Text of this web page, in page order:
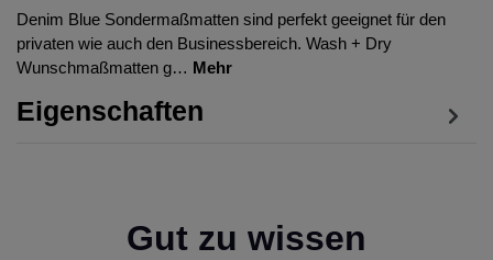
Denim Blue Sondermaßmatten sind perfekt geeignet für den
privaten wie auch den Businessbereich. Wash + Dry
Wunschmaßmatten g… Mehr
Eigenschaften
Gut zu wissen